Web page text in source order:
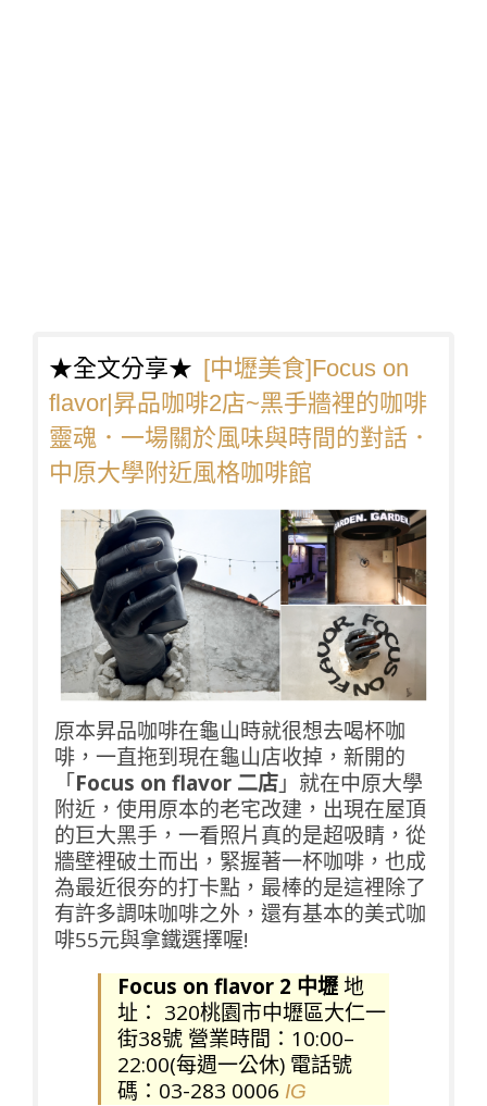
★全文分享★ [中壢美食]Focus on
flavor|昇品咖啡2店~黑手牆裡的咖啡
靈魂．一場關於風味與時間的對話．
中原大學附近風格咖啡館
原本昇品咖啡在龜山時就很想去喝杯咖
啡，一直拖到現在龜山店收掉，新開的
「Focus on flavor 二店」就在中原大學
附近，使用原本的老宅改建，出現在屋頂
的巨大黑手，一看照片真的是超吸睛，從
牆壁裡破土而出，緊握著一杯咖啡，也成
為最近很夯的打卡點，最棒的是這裡除了
有許多調味咖啡之外，還有基本的美式咖
啡55元與拿鐵選擇喔!
Focus on flavor 2 中壢地
址： 320桃園市中壢區大仁一
街38號 營業時間：10:00–
22:00(每週一公休) 電話號
碼：03-283 0006 IG